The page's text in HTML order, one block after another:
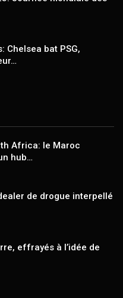
Chelsea bat PSG,
Africa: le Maroc
hub…
de drogue interpellé
effrayés à l’idée de